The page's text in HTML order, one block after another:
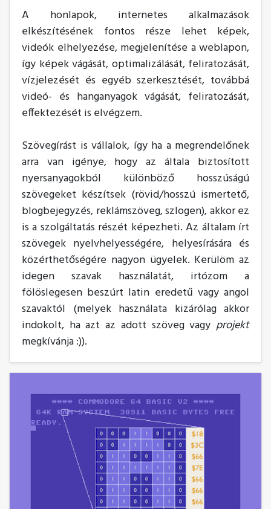
A honlapok, internetes alkalmazások
elkészítésének fontos része lehet képek,
videók elhelyezése, megjelenítése a weblapon,
így képek vágását, optimalizálását, feliratozását,
vízjelezését és egyéb szerkesztését, továbbá
videó- és hanganyagok vágását, feliratozását,
effektezését is elvégzem.
Szövegírást is vállalok, így ha a megrendelőnek
arra van igénye, hogy az általa biztosított
nyersanyagokból különböző hosszúságú
szövegeket készítsek (rövid/hosszú ismertető,
blogbejegyzés, reklámszöveg, szlogen), akkor ez
is a szolgáltatás részét képezheti. Az általam írt
szövegek nyelvhelyességére, helyesírására és
közérthetőségére nagyon ügyelek. Kerülöm az
idegen szavak használatát, irtózom a
fölöslegesen beszúrt latin eredetű vagy angol
szavaktól (melyek használata kizárólag akkor
indokolt, ha azt az adott szöveg vagy projekt
megkívánja :)).